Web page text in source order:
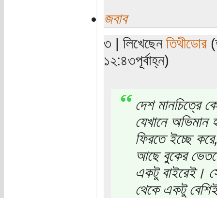
জবাব
৩ | লিখেছেন তিথীডোর
১২:৪৩পূর্বাহ্ন)
দেশ মানচিত্রে
যেখানে অভিমান
ফিরতে ইচ্ছে
আছে বুকের
একটু বাইরেই।
থেকে একটু